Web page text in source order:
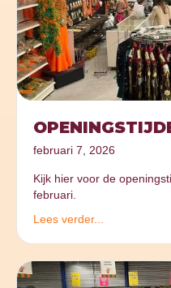
februari 7, 2026
Kijk hier voor de
februari.
Lees verder...